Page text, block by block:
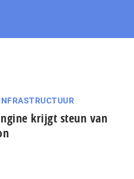
krijgt steun van